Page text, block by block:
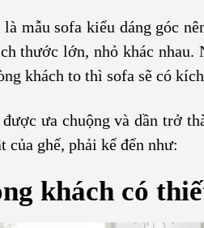
là mẫu sofa kiểu dáng góc
thước lớn, nhỏ khác
khách to thì sofa sẽ có
ưa chuộng và dần trở
của ghế, phải kể đến như:
khách có